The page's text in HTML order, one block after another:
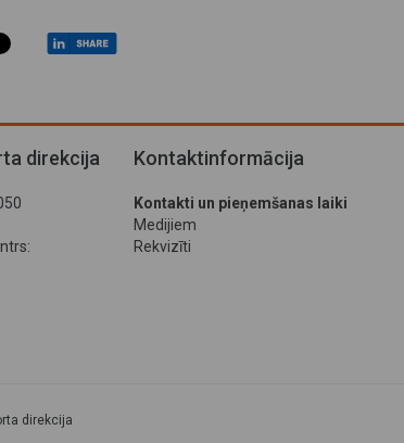
direkcija Kontaktinformācija
Kontakti un pieņemšanas laiki
Medijiem
Rekvizīti
direkcija